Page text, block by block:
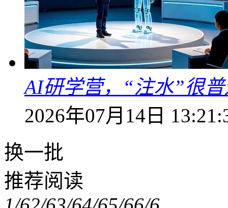
AI研学营，“注水”很
2026年07月14日
换一批
推荐阅读